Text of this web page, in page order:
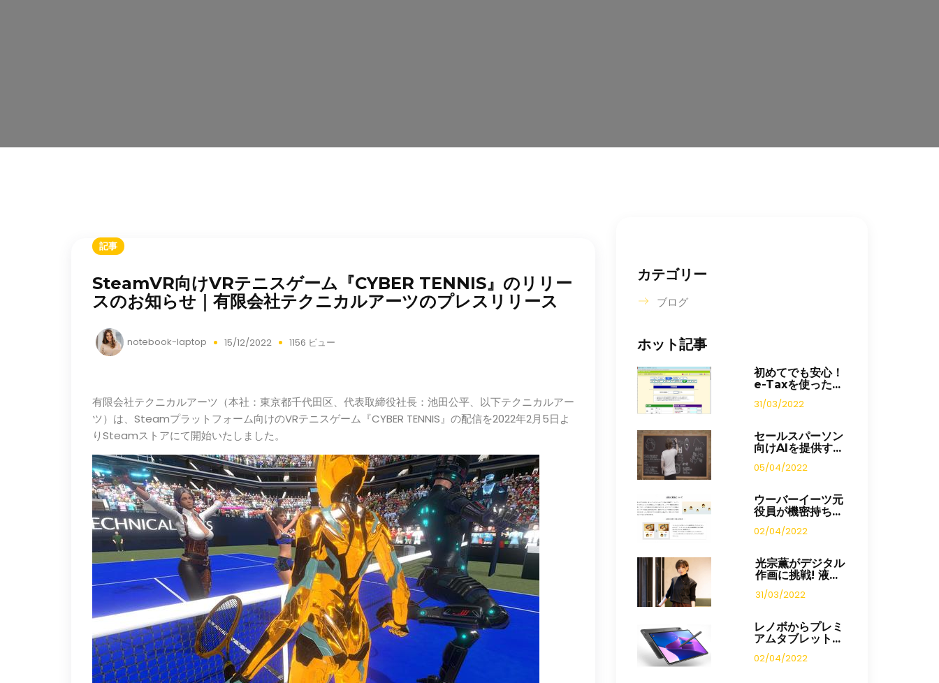
記事
SteamVR向けVRテニスゲーム『CYBER TENNIS』のリリー
スのお知らせ｜有限会社テクニカルアーツのプレスリリース
notebook-laptop 15/12/2022 1156 ビュー
有限会社テクニカルアーツ（本社：東京都千代田区、代表取締役社長：池田公平、以下テクニカルアー
ツ）は、Steamプラットフォーム向けのVRテニスゲーム『CYBER TENNIS』の配信を2022年2月5日よ
りSteamストアにて開始いたしました。
カテゴリー
ブログ
ホット記事
初めてでも安心！
e-Taxを使った...
31/03/2022
セールスパーソン
向けAIを提供す...
05/04/2022
ウーバーイーツ元
役員が機密持ち...
02/04/2022
光宗薫がデジタル
作画に挑戦! 液...
31/03/2022
レノボからプレミ
アムタブレット...
02/04/2022